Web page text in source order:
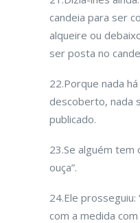
candeia para ser
alqueire ou
ser posta no
22.Porque nada
descoberto, nada
publicado.
23.Se alguém tem
ouça”.
24.Ele prosseguiu:
com a medida